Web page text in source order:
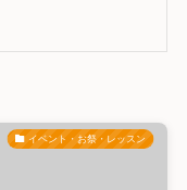
イベント・お祭・レッスン